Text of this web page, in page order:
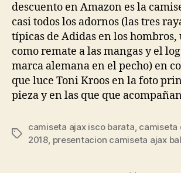
descuento en Amazon es la
casi todos los adornos (las tres
típicas de Adidas en los
como remate a las mangas y el
marca alemana en el pecho) en
que luce Toni Kroos en la foto
pieza y en las que que
Etiquetas
camiseta ajax isco barata, camiseta
2018, presentacion camiseta ajax